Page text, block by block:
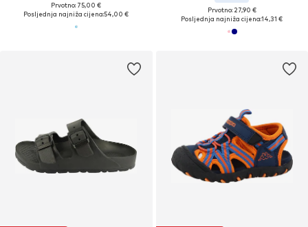
Prvotno: 75,00 €
Posljednja najniža cijena:54,00 €
Prvotno: 27,90 €
Posljednja najniža cijena:14,31 €